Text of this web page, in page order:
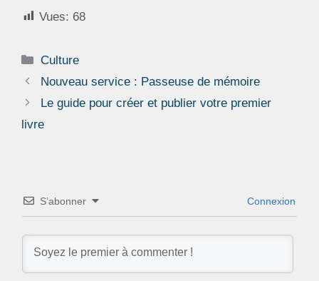
Vues: 68
Catégories
Culture
Nouveau service : Passeuse de mémoire
Le guide pour créer et publier votre premier
livre
S’abonner Connexion